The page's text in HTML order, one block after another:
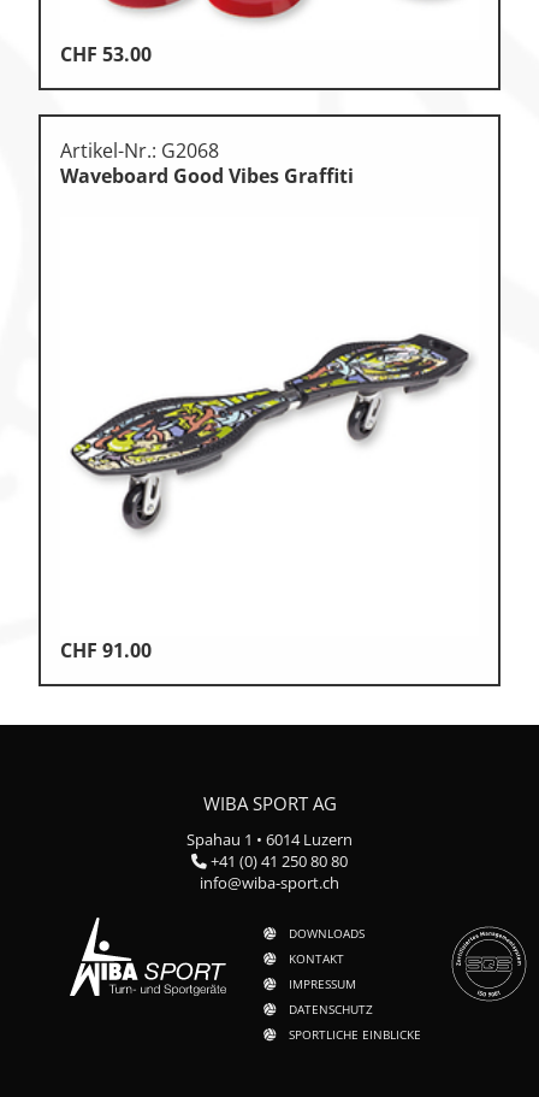
CHF 53.00
Artikel-Nr.: G2068
Waveboard Good Vibes Graffiti
CHF 91.00
WIBA SPORT AG
Spahau 1 • 6014 Luzern
+41 (0) 41 250 80 80
info@wiba-sport.ch
DOWNLOADS
KONTAKT
IMPRESSUM
DATENSCHUTZ
SPORTLICHE EINBLICKE